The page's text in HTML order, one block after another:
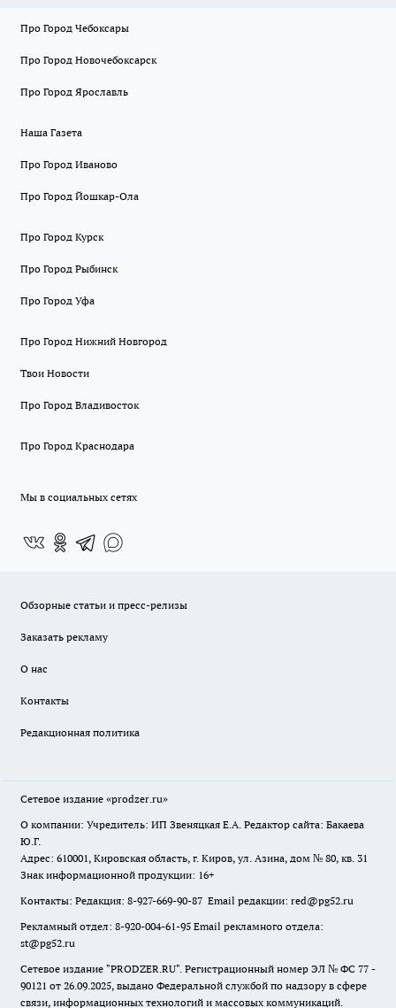
Про Город Чебоксары
Про Город Новочебоксарск
Про Город Ярославль
Наша Газета
Про Город Иваново
Про Город Йошкар-Ола
Про Город Курск
Про Город Рыбинск
Про Город Уфа
Про Город Нижний Новгород
Твои Новости
Про Город Владивосток
Про Город Краснодара
Мы в социальных сетях
Обзорные статьи и пресс-релизы
Заказать рекламу
О нас
Контакты
Редакционная политика
Сетевое издание «prodzer.ru»
О компании: Учредитель: ИП Звеняцкая Е.А. Редактор сайта: Бакаева
Ю.Г.
Адрес: 610001, Кировская область, г. Киров, ул. Азина, дом № 80, кв. 31
Знак информационной продукции: 16+
Контакты: Редакция: 8-927-669-90-87 Email редакции: red@pg52.ru
Рекламный отдел: 8-920-004-61-95 Email рекламного отдела:
st@pg52.ru
Сетевое издание "PRODZER.RU". Регистрационный номер ЭЛ № ФС 77 -
90121 от 26.09.2025, выдано Федеральной службой по надзору в сфере
связи, информационных технологий и массовых коммуникаций.